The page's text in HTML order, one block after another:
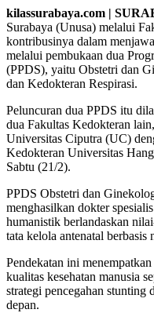
kilassurabaya.com |
Surabaya (Unusa) melalui
kontribusinya dalam
melalui pembukaan dua
(PPDS), yaitu Obstetri dan
dan Kedokteran Respirasi.
Peluncuran dua PPDS itu
dua Fakultas Kedokteran
Universitas Ciputra (UC)
Kedokteran Universitas
Sabtu (21/2).
PPDS Obstetri dan
menghasilkan dokter
humanistik berlandaskan
tata kelola antenatal berbasis
Pendekatan ini
kualitas kesehatan manusia
strategi pencegahan stunting
depan.